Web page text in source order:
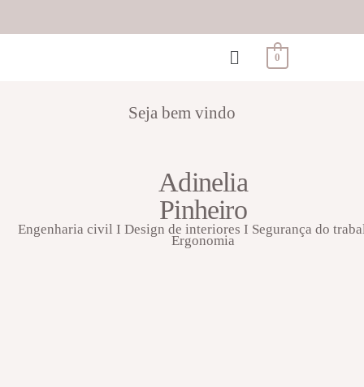
0
Seja bem vindo
Adinelia
Pinheiro
Engenharia civil I Design de interiores I Segurança do
Ergonomia